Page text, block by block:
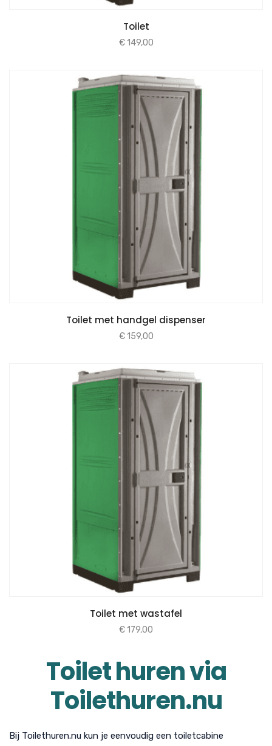
Toilet
€149,00
Toilet met handgel dispenser
€159,00
Toilet met wastafel
€179,00
Toilet huren via
Toilethuren.nu
Bij Toilethuren.nu kun je eenvoudig een toiletcabine